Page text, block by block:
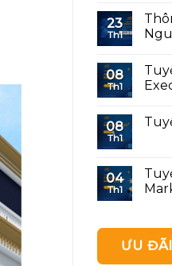
23
Th1
08
Th1
08
Th1
04
Th1
ƯU